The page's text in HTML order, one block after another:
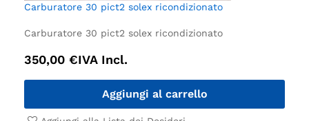
Carburatore 30 pict2 solex ricondizionato
Carburatore 30 pict2 solex ricondizionato
350,00 €IVA Incl.
Aggiungi al carrello